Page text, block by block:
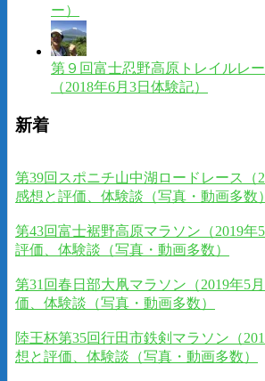
ー）
第９回富士忍野高原トレイルレ
（2018年6月3日体験記）
新着
第39回スポニチ山中湖ロードレース（
感想と評価、体験談（写真・動画多数）
第43回富士裾野高原マラソン（2019年
評価、体験談（写真・動画多数）
第31回春日部大凧マラソン（2019年5
価、体験談（写真・動画多数）
陸王杯第35回行田市鉄剣マラソン（
想と評価、体験談（写真・動画多数）